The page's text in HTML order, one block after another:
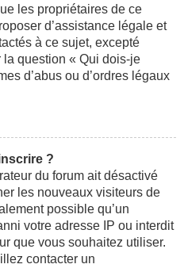
les propriétaires de ce
d’assistance légale et
à ce sujet, excepté
la question « Qui dois-je
d’abus ou d’ordres légaux
?
du forum ait désactivé
les nouveaux visiteurs de
possible qu’un
votre adresse IP ou interdit
que vous souhaitez utiliser.
contacter un